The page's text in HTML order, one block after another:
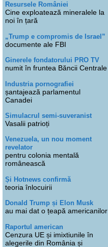
Resursele României
Cine exploatează mineralele la
noi în țară
„Trump e compromis de Israel”
documente ale FBI
Ginerele fondatorului PRO TV
numit în fruntea Băncii Centrale
Industria pornografiei
șantajează parlamentul
Canadei
Simulacrul semi-suveranist
Vasalii patrioți
Venezuela, un nou moment
revelator
pentru colonia mentală
românească
Și Hotnews confirmă
teoria înlocuirii
Donald Trump și Elon Musk
au mai dat o țeapă americanilor
Raportul american
Cenzura UE și imixtiunile în
alegerile din România și